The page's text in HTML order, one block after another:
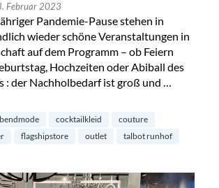
Februar 2023
Pandemie-Pause stehen in
wieder schöne Veranstaltungen in
auf dem Programm – ob Feiern
Hochzeiten oder Abiball des
: der Nachholbedarf ist groß und …
in München“
cocktailkleid
couture
flagshipstore outlet talbot runhof